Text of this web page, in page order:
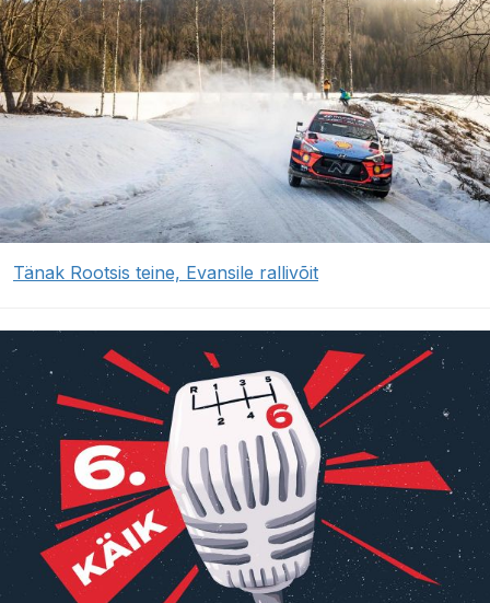
Tänak Rootsis teine, Evansile rallivõit